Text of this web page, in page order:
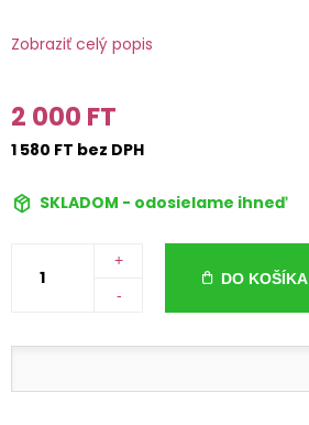
Zobraziť celý popis
2 000 FT
1 580 FT bez DPH
SKLADOM - odosielame ihneď
+
-
DO KOŠÍKA